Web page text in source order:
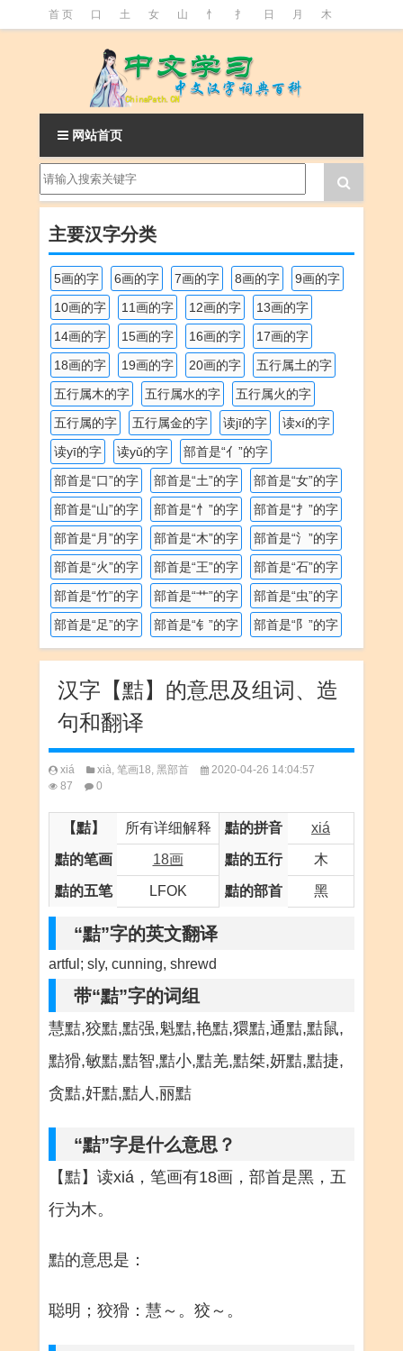
首 页 口 土 女 山 忄 扌 日 月 木
魚
网站首页
主要汉字分类
5画的字 6画的字 7画的字 8画的字
9画的字
10画的字
11画的字 12画的字
13画的字
14画的字
15画的字 16画的字
17画的字
18画的字
19画的字 20画的字
五行属土的字
五行属木的字
五行属水的字
五行属火的字
五行属的字
五行属金的字 读jī的字
读xí的字
读yī的字
读yǔ的字
部首是“亻”的字
部首是“口”的字
部首是“土”的字
部首是“女”的字
部首是“山”的字
部首是“忄”的字
部首是“扌”的字
部首是“月”的字
部首是“木”的字
部首是“氵”的字
部首是“火”的字
部首是“王”的字
部首是“石”的字
部首是“竹”的字
部首是“艹”的字
部首是“虫”的字
部首是“足”的字
部首是“钅”的字 部首是“阝”的字
汉字【黠】的意思及组词、造
句和翻译
xiá xià, 笔画18, 黑部首
2020-04-26 14:04:57
87
0
【黠】 所有详细解释 黠的拼音 xiá
黠的笔画 18画 黠的五行 木
黠的五笔 LFOK 黠的部首 黑
“黠”字的英文翻译
artful; sly, cunning, shrewd
带“黠”字的词组
慧黠,狡黠,黠强,魁黠,艳黠,獧黠,通黠,黠鼠,
黠猾,敏黠,黠智,黠小,黠羌,黠桀,妍黠,黠捷,
贪黠,奸黠,黠人,丽黠
“黠”字是什么意思？
【黠】读xiá，笔画有18画，部首是黑，五
行为木。
黠的意思是：
聪明；狡猾：慧～。狡～。